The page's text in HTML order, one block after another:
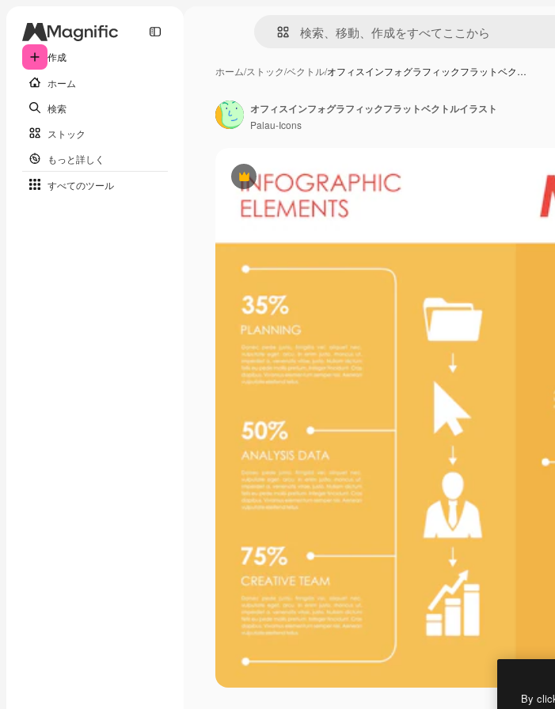
作成
ホーム
検索
ストック
もっと詳しく
すべてのツール
ホーム/ストック/ベクトル/オフィスインフォグラフィックフラットベク…
Premium
オフィスインフォグラフィックフラットベクトルイラスト
Palau-Icons
By